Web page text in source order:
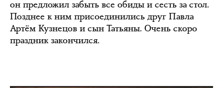
он предложил забыть все обиды и сесть за стол.
Позднее к ним присоединились друг Павла
Артём Кузнецов и сын Татьяны. Очень скоро
праздник закончился.